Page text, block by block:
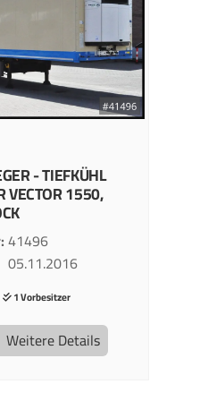
- TIEFKÜHL
VECTOR 1550,
41496
05.11.2016
1 Vorbesitzer
Weitere Details